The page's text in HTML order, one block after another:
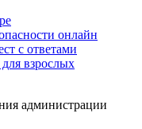
онлайн
с ответами
взрослых
администрации